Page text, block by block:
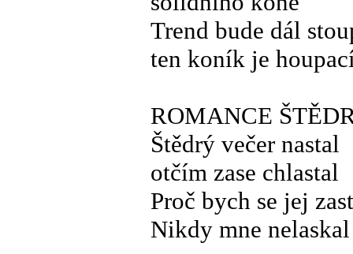
Trend bude dál
ten koník je
ROMANCE
Štědrý večer nastal
otčím zase chlastal
Proč bych se jej
Nikdy mne nelaskal